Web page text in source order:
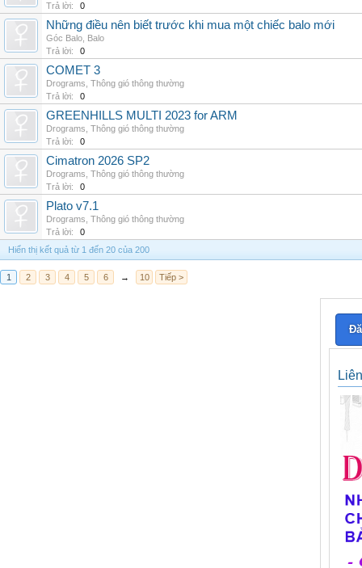
Trả lời:
0
Những điều nên biết trước khi mua một chiếc balo mới
Góc Balo Balo
Trả lời:
0
COMET 3
Drograms Thông gió thông thường
Trả lời:
0
GREENHILLS MULTI 2023 for ARM
Drograms Thông gió thông thường
Trả lời:
0
Cimatron 2026 SP2
Drograms Thông gió thông thường
Trả lời:
0
Plato v7.1
Drograms Thông gió thông thường
Trả lời:
0
Hiển thị kết quả từ 1 đến 20 của 200
1 2 3 4 5 6 → 10 Tiếp >